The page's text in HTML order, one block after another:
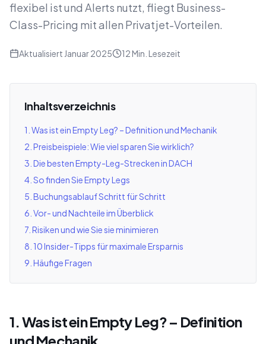
flexibel ist und Alerts nutzt, fliegt Business-
Class-Pricing mit allen Privatjet-Vorteilen.
Aktualisiert Januar 2025 12 Min. Lesezeit
Inhaltsverzeichnis
1. Was ist ein Empty Leg? – Definition und Mechanik
2. Preisbeispiele: Wie viel sparen Sie wirklich?
3. Die besten Empty-Leg-Strecken in DACH
4. So finden Sie Empty Legs
5. Buchungsablauf Schritt für Schritt
6. Vor- und Nachteile im Überblick
7. Risiken und wie Sie sie minimieren
8. 10 Insider-Tipps für maximale Ersparnis
9. Häufige Fragen
1. Was ist ein Empty Leg? – Definition
und Mechanik